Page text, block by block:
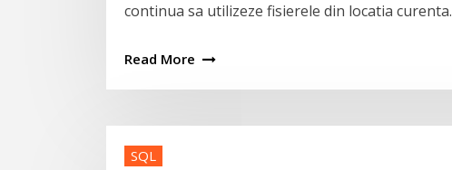
continua sa utilizeze fisierele din locatia curenta.
Read More
SQL